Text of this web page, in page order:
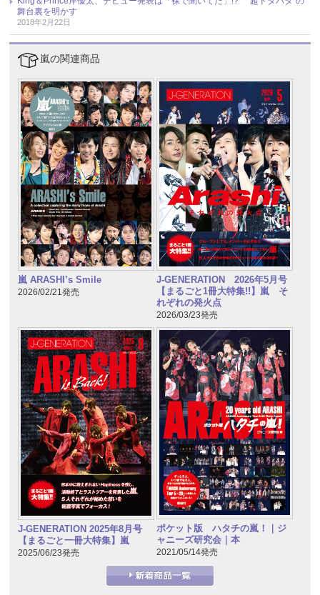
舞台裏を明かす
2018年2月22日
嵐の関連商品
嵐 ARASHI’s Smile
2026/02/21発売
J-GENERATION 2026年5月号
【まるごと1冊大特集!!】嵐 そ
れぞれの発火点
2026/03/23発売
J-GENERATION 2025年8月号
【まるごと一冊大特集】嵐
2025/06/23発売
ポケット版 ハタチの嵐！｜ジ
ャニーズ研究会｜本
2021/05/14発売